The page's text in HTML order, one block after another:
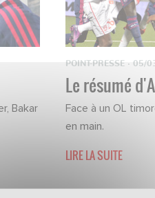
Bakar
POINT-PRESSE · 05/
Le résumé
Face à un OL
en main.
LIRE LA SUITE